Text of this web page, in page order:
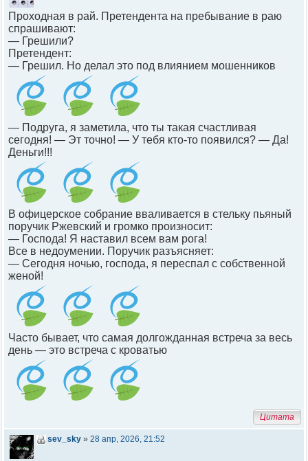
Проходная в рай. Претендента на пребывание в раю
спрашивают:
— Грешили?
Претендент:
— Грешил. Но делал это под влиянием мошенников
— Подруга, я заметила, что ты такая счастливая
сегодня! — Эт точно! — У тебя кто-то появился? — Да!
Деньги!!!
В офицерское собрание вваливается в стельку пьяный
поручик Ржевский и громко произносит:
— Господа! Я наставил всем вам рога!
Все в недоумении. Поручик разъясняет:
— Сегодня ночью, господа, я переспал с собственной
женой!
Часто бывает, что самая долгожданная встреча за весь
день — это встреча с кроватью
Цитата
sev_sky » 28 апр, 2026, 21:52